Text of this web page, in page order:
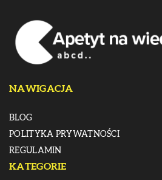
NAWIGACJA
BLOG
POLITYKA PRYWATNOŚCI
REGULAMIN
KATEGORIE